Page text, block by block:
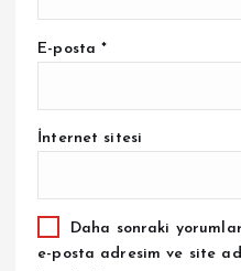
E-posta*
İnternet sitesi
Daha sonraki
e-posta adresim ve site